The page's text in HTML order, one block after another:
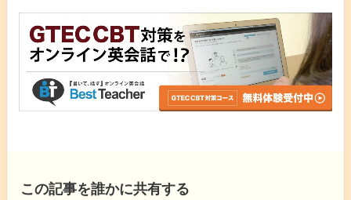
この記事を誰かに共有する